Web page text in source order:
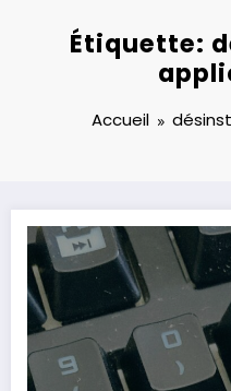
Étiquette:
Accueil